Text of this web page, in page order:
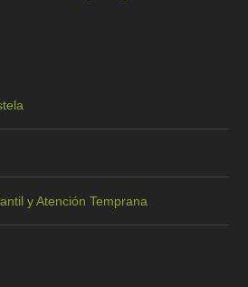
y Atención Temprana